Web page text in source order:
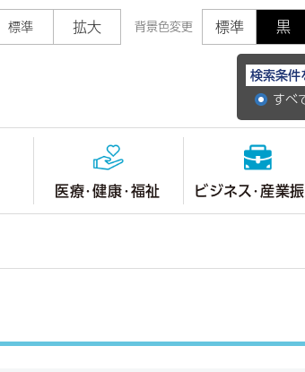
標準 拡大 背景色変更 標準 黒
常陸
検索条件
すべ
医療・健康・福祉 ビジネス・産業